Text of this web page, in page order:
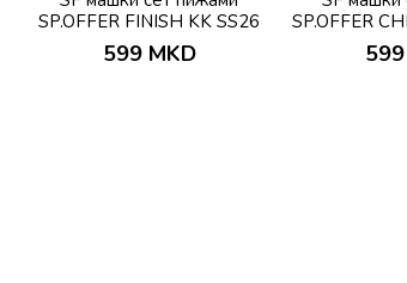
SP.OFFER FINISH KK SS26
599 MKD
SP.OFFER
599